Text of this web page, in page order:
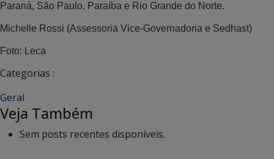
Paraná, São Paulo, Paraíba e Rio Grande do Norte.
Michelle Rossi (Assessoria Vice-Governadoria e Sedhast)
Foto: Leca
Categorias :
Geral
Veja Também
Sem posts recentes disponíveis.